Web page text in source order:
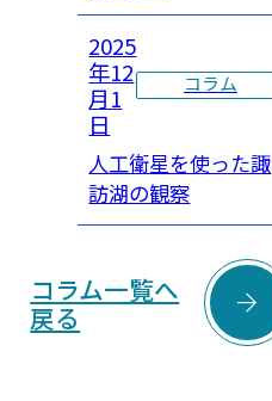
2025
年12
月1
日
コラム
人工衛星を使った諏
訪湖の観察
コラム一覧へ
戻る
